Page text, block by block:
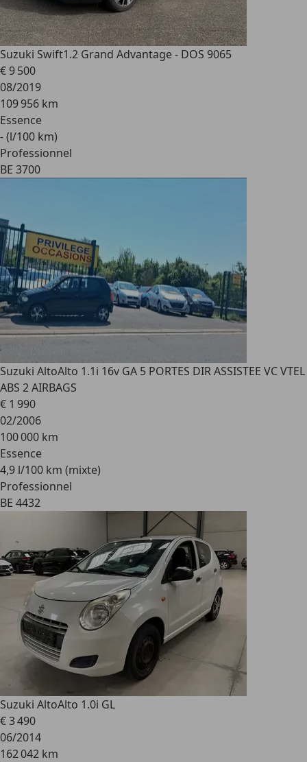
Suzuki Swift1.2 Grand Advantage - DOS 9065
€ 9 500
08/2019
109 956 km
Essence
- (l/100 km)
Professionnel
BE 3700
Suzuki AltoAlto 1.1i 16v GA 5 PORTES DIR ASSISTEE VC VTEL
ABS 2 AIRBAGS
€ 1 990
02/2006
100 000 km
Essence
4,9 l/100 km (mixte)
Professionnel
BE 4432
Suzuki AltoAlto 1.0i GL
€ 3 490
06/2014
162 042 km